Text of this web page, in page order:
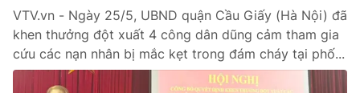
Hậu trường
Nhân vật
Khán giả
Điện ảnh
Âm nhạc
Đời sống
Du lịch
Giáo dục
VTV.vn - Ngày 25/5, UBND quận Cầu Giấy (Hà Nội) đã
khen thưởng đột xuất 4 công dân dũng cảm tham gia
cứu các nạn nhân bị mắc kẹt trong đám cháy tại phố...